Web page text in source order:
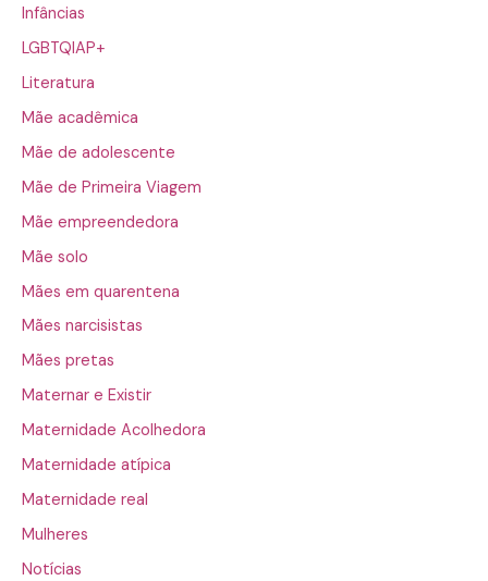
Infâncias
LGBTQIAP+
Literatura
Mãe acadêmica
Mãe de adolescente
Mãe de Primeira Viagem
Mãe empreendedora
Mãe solo
Mães em quarentena
Mães narcisistas
Mães pretas
Maternar e Existir
Maternidade Acolhedora
Maternidade atípica
Maternidade real
Mulheres
Notícias